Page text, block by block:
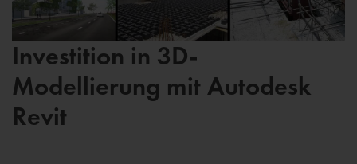
Investition in 3D-
Modellierung mit Autodesk
Revit